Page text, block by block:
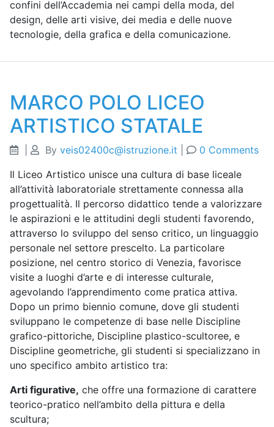
confini dell’Accademia nei campi della moda, del
design, delle arti visive, dei media e delle nuove
tecnologie, della grafica e della comunicazione.
MARCO POLO LICEO
ARTISTICO STATALE
By veis02400c@istruzione.it
0 Comments
Il Liceo Artistico unisce una cultura di base liceale
all’attività laboratoriale strettamente connessa alla
progettualità. Il percorso didattico tende a valorizzare
le aspirazioni e le attitudini degli studenti favorendo,
attraverso lo sviluppo del senso critico, un linguaggio
personale nel settore prescelto. La particolare
posizione, nel centro storico di Venezia, favorisce
visite a luoghi d’arte e di interesse culturale,
agevolando l’apprendimento come pratica attiva.
Dopo un primo biennio comune, dove gli studenti
sviluppano le competenze di base nelle Discipline
grafico-pittoriche, Discipline plastico-scultoree, e
Discipline geometriche, gli studenti si specializzano in
uno specifico ambito artistico tra:
Arti figurative, che offre una formazione di carattere
teorico-pratico nell’ambito della pittura e della
scultura;